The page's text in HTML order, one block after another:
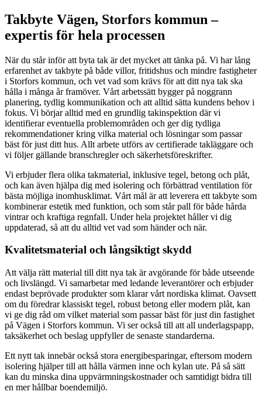
Takbyte Vägen, Storfors kommun –
expertis för hela processen
När du står inför att byta tak är det mycket att tänka på. Vi har lång
erfarenhet av takbyte på både villor, fritidshus och mindre fastigheter
i Storfors kommun, och vet vad som krävs för att ditt nya tak ska
hålla i många år framöver. Vårt arbetssätt bygger på noggrann
planering, tydlig kommunikation och att alltid sätta kundens behov i
fokus. Vi börjar alltid med en grundlig takinspektion där vi
identifierar eventuella problemområden och ger dig tydliga
rekommendationer kring vilka material och lösningar som passar
bäst för just ditt hus. Allt arbete utförs av certifierade takläggare och
vi följer gällande branschregler och säkerhetsföreskrifter.
Vi erbjuder flera olika takmaterial, inklusive tegel, betong och plåt,
och kan även hjälpa dig med isolering och förbättrad ventilation för
bästa möjliga inomhusklimat. Vårt mål är att leverera ett takbyte som
kombinerar estetik med funktion, och som står pall för både hårda
vintrar och kraftiga regnfall. Under hela projektet håller vi dig
uppdaterad, så att du alltid vet vad som händer och när.
Kvalitetsmaterial och långsiktigt skydd
Att välja rätt material till ditt nya tak är avgörande för både utseende
och livslängd. Vi samarbetar med ledande leverantörer och erbjuder
endast beprövade produkter som klarar vårt nordiska klimat. Oavsett
om du föredrar klassiskt tegel, robust betong eller modern plåt, kan
vi ge dig råd om vilket material som passar bäst för just din fastighet
på Vägen i Storfors kommun. Vi ser också till att all underlagspapp,
taksäkerhet och beslag uppfyller de senaste standarderna.
Ett nytt tak innebär också stora energibesparingar, eftersom modern
isolering hjälper till att hålla värmen inne och kylan ute. På så sätt
kan du minska dina uppvärmningskostnader och samtidigt bidra till
en mer hållbar boendemiljö.